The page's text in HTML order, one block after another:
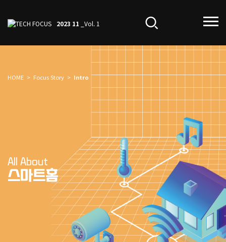
2023 11 _Vol. 1
HOME > Focus Story > Intro
All About
스마트홈